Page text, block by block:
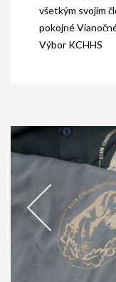
všetkým svojim
pokojné
Výbor KCHHS